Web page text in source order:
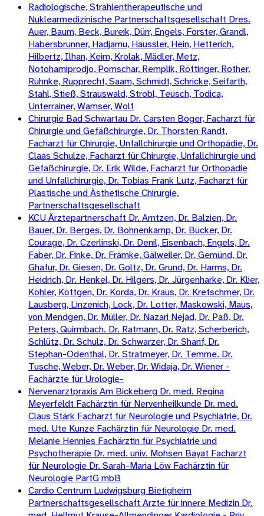
Radiologische, Strahlentherapeutische und
Nuklearmedizinische Partnerschaftsgesellschaft Dres.
Auer, Baum, Beck, Bureik, Dürr, Engels, Forster, Grandl,
Habersbrunner, Hadjamu, Häussler, Hein, Hetterich,
Hilbertz, Ilhan, Keim, Krolak, Mädler, Metz,
Notohamiprodjo, Pomschar, Remplik, Röttinger, Rother,
Ruhnke, Rupprecht, Saam, Schmidt, Schricke, Seifarth,
Stahl, Stieß, Strauswald, Strobl, Teusch, Todica,
Unterrainer, Wamser, Wolf
Chirurgie Bad Schwartau Dr. Carsten Boger, Facharzt für
Chirurgie und Gefäßchirurgie, Dr. Thorsten Randt,
Facharzt für Chirurgie, Unfallchirurgie und Orthopädie, Dr.
Claas Schulze, Facharzt für Chirurgie, Unfallchirurgie und
Gefäßchirurgie, Dr. Erik Wilde, Facharzt für Orthopädie
und Unfallchirurgie, Dr. Tobias Frank Lutz, Facharzt für
Plastische und Ästhetische Chirurgie,
Partnerschaftsgesellschaft
KCU Ärztepartnerschaft Dr. Arntzen, Dr. Balzien, Dr.
Bauer, Dr. Berges, Dr. Bohnenkamp, Dr. Bücker, Dr.
Courage, Dr. Czerlinski, Dr. Denil, Eisenbach, Engels, Dr.
Faber, Dr. Finke, Dr. Främke, Gälweiler, Dr. Gemünd, Dr.
Ghafur, Dr. Giesen, Dr. Goltz, Dr. Grund, Dr. Harms, Dr.
Heidrich, Dr. Henkel, Dr. Hilgers, Dr. Jürgenharke, Dr. Klier,
Köhler, Köttgen, Dr. Korda, Dr. Kraus, Dr. Kretschmer, Dr.
Lausberg, Linzenich, Lock, Dr. Lotter, Maskowski, Maus,
von Mendgen, Dr. Müller, Dr. Nazari Nejad, Dr. Paß, Dr.
Peters, Quirmbach. Dr. Ratmann, Dr. Ratz, Scherberich,
Schlütz, Dr. Schulz, Dr. Schwarzer, Dr. Sharif, Dr.
Stephan-Odenthal, Dr. Stratmeyer, Dr. Temme. Dr.
Tusche, Weber, Dr. Weber, Dr. Widaja, Dr. Wiener -
Fachärzte für Urologie-
Nervenarztpraxis Am Bickeberg Dr. med. Regina
Meyerfeldt Fachärztin für Nervenheilkunde Dr. med.
Claus Stärk Facharzt für Neurologie und Psychiatrie, Dr.
med. Ute Kunze Fachärztin für Neurologie Dr. med.
Melanie Hennies Fachärztin für Psychiatrie und
Psychotherapie Dr. med. univ. Mohsen Bayat Facharzt
für Neurologie Dr. Sarah-Maria Löw Fachärztin für
Neurologie PartG mbB
Cardio Centrum Ludwigsburg Bietigheim
Partnerschaftsgesellschaft Arzte für innere Medizin Dr.